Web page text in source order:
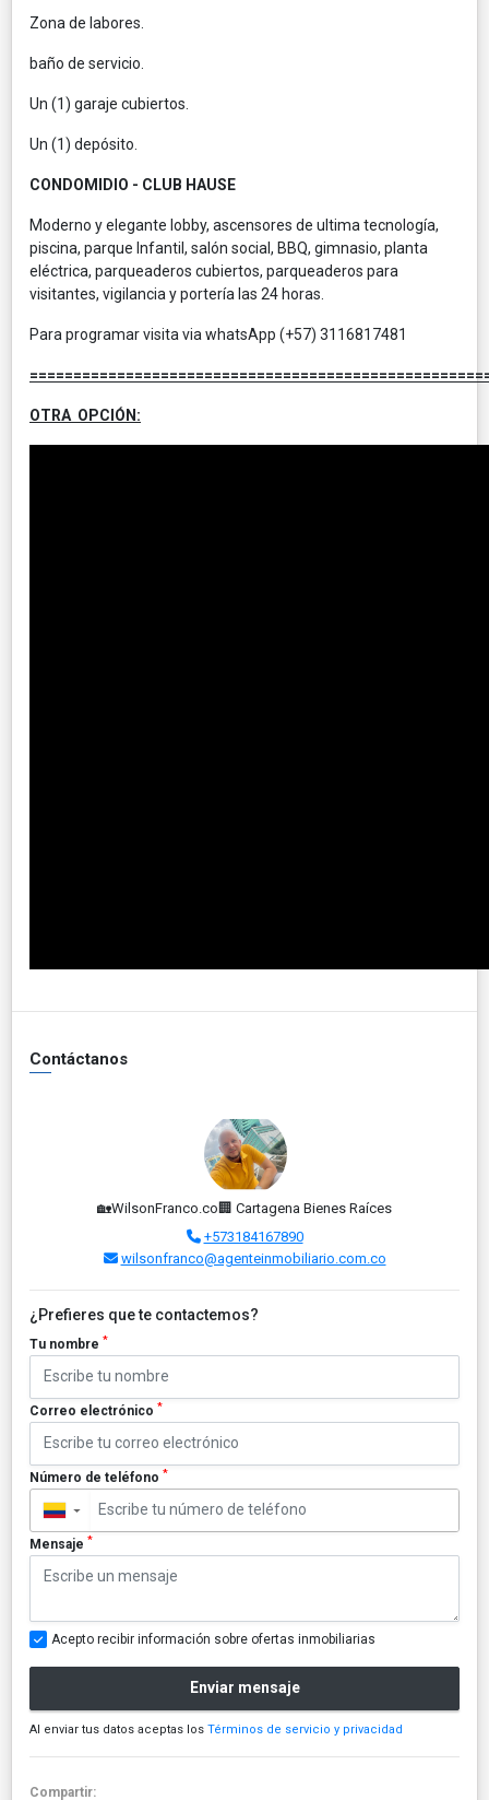
Zona de labores.
baño de servicio.
Un (1) garaje cubiertos.
Un (1) depósito.
CONDOMIDIO - CLUB HAUSE
Moderno y elegante lobby, ascensores de ultima tecnología,
piscina, parque Infantil, salón social, BBQ, gimnasio, planta
eléctrica, parqueaderos cubiertos, parqueaderos para
visitantes, vigilancia y portería las 24 horas.
Para programar visita via whatsApp (+57) 3116817481
OTRA OPCIÓN:
Contáctanos
🏡WilsonFranco.co🏢 Cartagena Bienes Raíces
+573184167890
wilsonfranco@agenteinmobiliario.com.co
¿Prefieres que te contactemos?
Tu nombre *
Correo electrónico *
Número de teléfono *
▼
Mensaje *
Acepto recibir información sobre ofertas inmobiliarias
Enviar mensaje
Al enviar tus datos aceptas los Términos de servicio y privacidad
Compartir: